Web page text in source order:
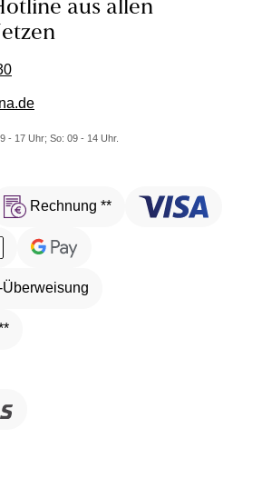
aus allen
- 17 Uhr; So: 09 - 14 Uhr.
Rechnung **